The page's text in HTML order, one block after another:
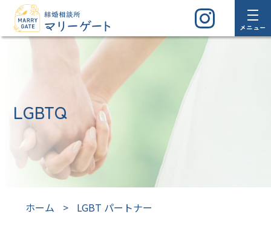
メニュー
LGBTQ
ホーム > LGBT パートナー